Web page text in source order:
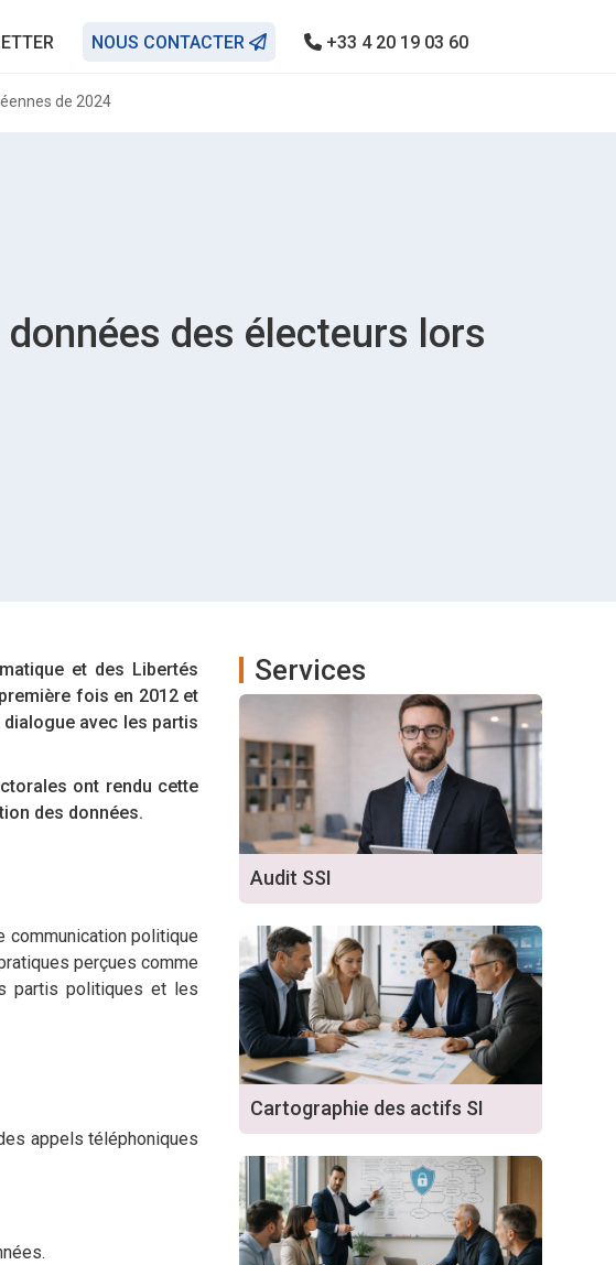
NOUS CONTACTER +33 4 20 19 03 60
de 2024
des électeurs lors
et des Libertés
fois en 2012 et
avec les partis
ont rendu cette
des données.
communication politique
perçues comme
partis politiques et les
appels téléphoniques
Services
Audit SSI
Cartographie des actifs SI